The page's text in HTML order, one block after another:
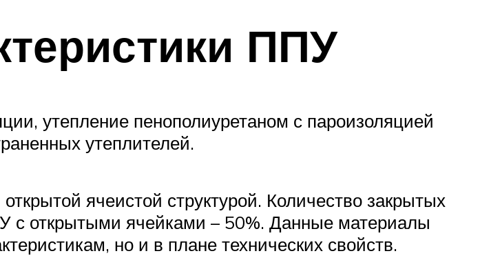
ППУ
утепление пенополиуретаном с пароизоляцией
утеплителей.
ячеистой структурой. Количество закрытых
с открытыми ячейками – 50%. Данные материалы
но и в плане технических свойств.